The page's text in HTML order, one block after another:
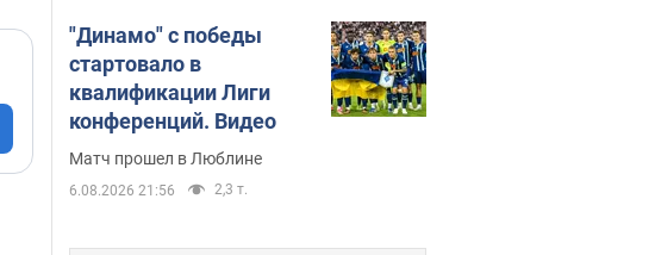
"Динамо" с победы
стартовало в
квалификации Лиги
конференций. Видео
Матч прошел в Люблине
6.08.2026 21:56 2,3 т.